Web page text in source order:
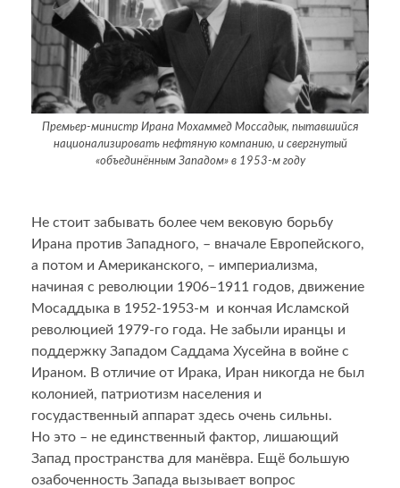
Премьер-министр Ирана Мохаммед Моссадык, пытавшийся
национализировать нефтяную компанию, и свергнутый
«объединённым Западом» в 1953-м году
Не стоит забывать более чем вековую борьбу
Ирана против Западного, – вначале Европейского,
а потом и Американского, – империализма,
начиная с революции 1906–1911 годов, движение
Мосаддыка в 1952-1953-м и кончая Исламской
революцией 1979-го года. Не забыли иранцы и
поддержку Западом Саддама Хусейна в войне с
Ираном. В отличие от Ирака, Иран никогда не был
колонией, патриотизм населения и
госудаственный аппарат здесь очень сильны.
Но это – не единственный фактор, лишающий
Запад пространства для манёвра. Ещё большую
озабоченность Запада вызывает вопрос